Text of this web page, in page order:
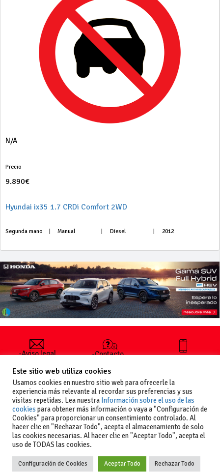
N/A
Precio
9.890€
Hyundai ix35 1.7 CRDi Comfort 2WD
Segunda mano Manual Diesel 2012
-Aviso legal
generales
de uso
-Política de
privacidad
-Política de
cookies
-Contacto
publicar un
anuncio
-Vende+
+34 627 35
Copyright La guia del motor
Este sitio web utiliza cookies
Usamos cookies en nuestro sitio web para ofrecerle la
experiencia más relevante al recordar sus preferencias y sus
visitas repetidas. Lea nuestra Información sobre el uso de las
cookies para obtener más información o vaya a "Configuración de
Cookies" para proporcionar un consentimiento controlado. Al
hacer clic en "Rechazar Todo", acepta el almacenamiento de solo
las cookies necesarias. Al hacer clic en "Aceptar Todo", acepta el
uso de TODAS las cookies.
Configuración de Cookies Aceptar Todo Rechazar Todo